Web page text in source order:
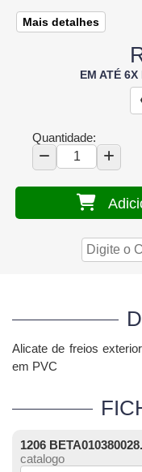
Mais detalhes
EM ATÉ
Quantidade:
Alicate de freios
em PVC
1206
catalogo